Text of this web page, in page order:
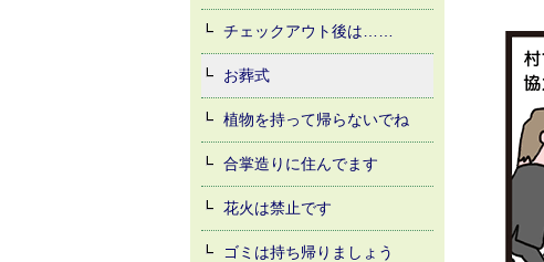
チェックアウト後は……
お葬式
植物を持って帰らないでね
合掌造りに住んでます
花火は禁止です
ゴミは持ち帰りましょう